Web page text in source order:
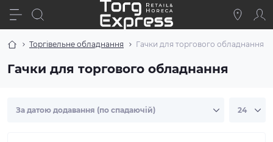
Торгівельне обладнання Гачки для торгового обладнання
Гачки для торгового обладнання